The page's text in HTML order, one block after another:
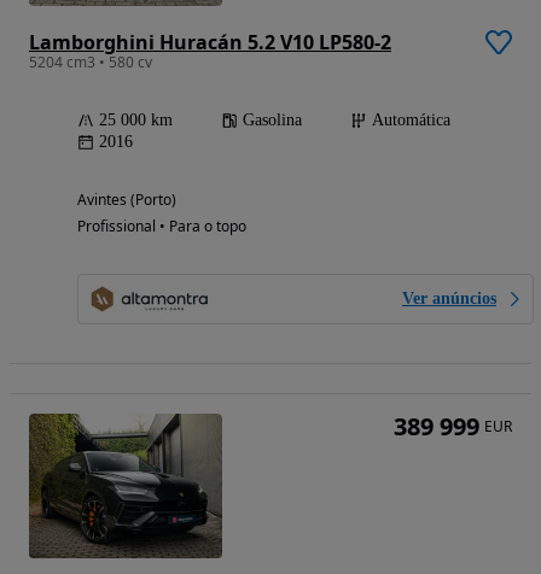
Lamborghini Huracán 5.2 V10 LP580-2
5204 cm3 • 580 cv
25 000 km Gasolina
Automática
2016
Avintes (Porto)
Profissional • Para o topo
Ver anúncios
389 999 EUR